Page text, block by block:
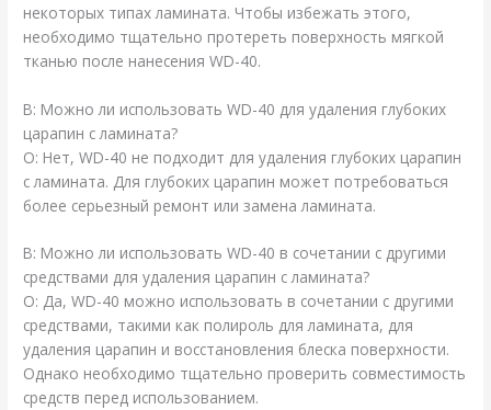
некоторых типах ламината. Чтобы избежать этого,
необходимо тщательно протереть поверхность мягкой
тканью после нанесения WD-40.
В: Можно ли использовать WD-40 для удаления глубоких
царапин с ламината?
О: Нет, WD-40 не подходит для удаления глубоких царапин
с ламината. Для глубоких царапин может потребоваться
более серьезный ремонт или замена ламината.
В: Можно ли использовать WD-40 в сочетании с другими
средствами для удаления царапин с ламината?
О: Да, WD-40 можно использовать в сочетании с другими
средствами, такими как полироль для ламината, для
удаления царапин и восстановления блеска поверхности.
Однако необходимо тщательно проверить совместимость
средств перед использованием.